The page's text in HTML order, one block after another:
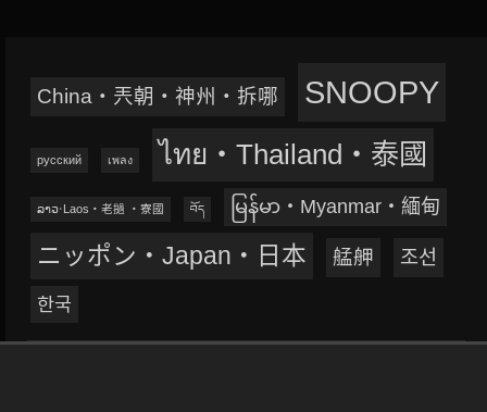
China‧兲朝‧神州‧拆哪 SNOOPY
русский เพลง ไทย‧Thailand‧泰國
ລາວ‧Laos‧老撾 ‧寮國 བོད မြန်မာ‧Myanmar‧緬甸
ニッポン‧Japan‧日本 艋舺 조선
한국